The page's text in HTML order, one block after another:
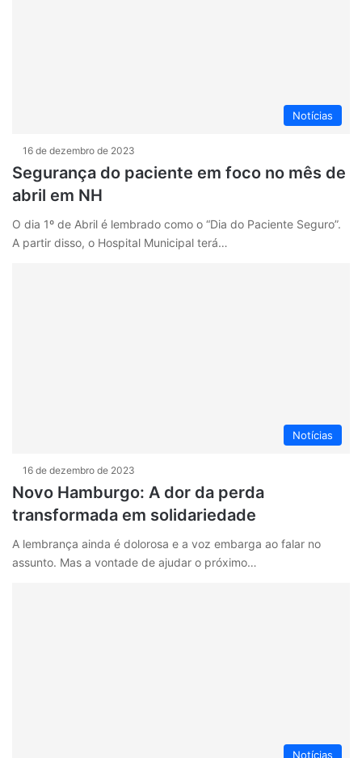
Notícias
16 de dezembro de 2023
Segurança do paciente em foco no mês de
abril em NH
O dia 1º de Abril é lembrado como o “Dia do Paciente Seguro”.
A partir disso, o Hospital Municipal terá…
Notícias
16 de dezembro de 2023
Novo Hamburgo: A dor da perda
transformada em solidariedade
A lembrança ainda é dolorosa e a voz embarga ao falar no
assunto. Mas a vontade de ajudar o próximo…
Notícias